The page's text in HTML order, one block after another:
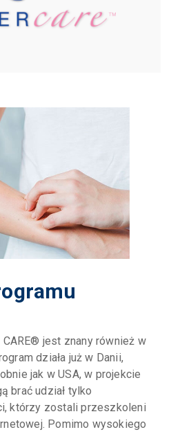
CARE® jest znany również w
działa już w Danii,
jak w USA, w projekcie
brać udział tylko
którzy zostali przeszkoleni
Pomimo wysokiego